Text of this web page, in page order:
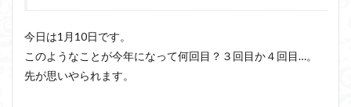
今日は1月10日です。
このようなことが今年になって何回目？３回目か４回目…。
先が思いやられます。